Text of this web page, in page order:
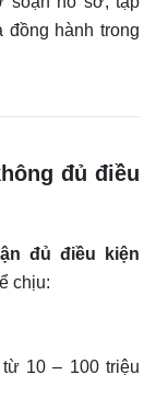
đồng hành trong
đủ điều
đủ điều kiện
chịu:
10 – 100 triệu